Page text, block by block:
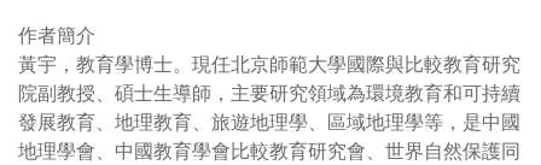
作者簡介
黃宇，教育學博士。現任北京師範大學國際與比較教育研究
院副教授、碩士生導師，主要研究領域為環境教育和可持續
發展教育、地理教育、旅遊地理學、區域地理學等，是中國
地理學會、中國教育學會比較教育研究會、世界自然保護同